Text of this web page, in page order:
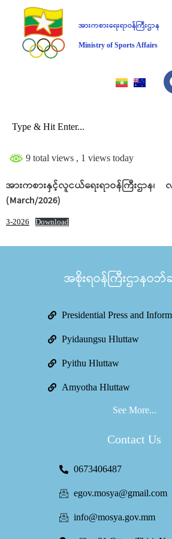
အားကစားရေးရာဝန်ကြီးဌာန
Ministry of Sports Affairs
9 total views , 1 views today
အားကစားနှင့်လူငယ်ရေးရာဝန်ကြီးဌ
(March/2026)
3-2026 Download
အစိုးရဝန်ကြီးဌာနဝဘ်
Presidential Press and
Pyidaungsu Hluttaw
Pyithu Hluttaw
Amyotha Hluttaw
See More...
Contact Us
0673406487
egov.mosya@gmail.com
info@mosya.gov.mm